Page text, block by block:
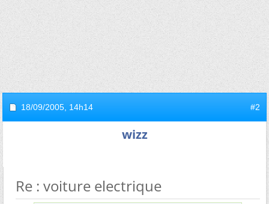
18/09/2005, 14h14 #2
wizz
Re : voiture electrique